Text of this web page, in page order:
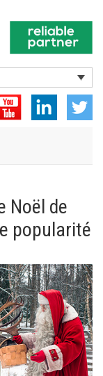
Noël de
popularité